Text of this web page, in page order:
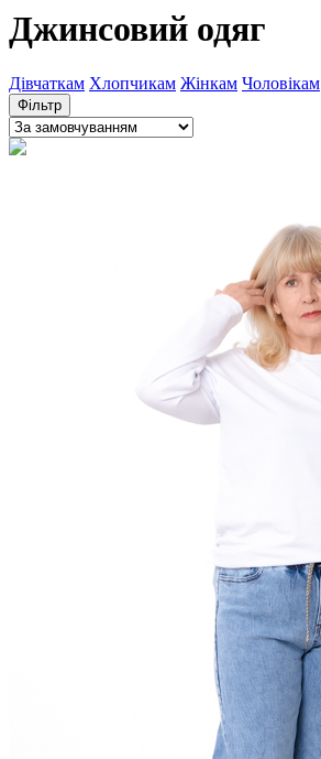
Джинсовий одяг
Дівчаткам Хлопчикам Жінкам Чоловікам
Фільтр